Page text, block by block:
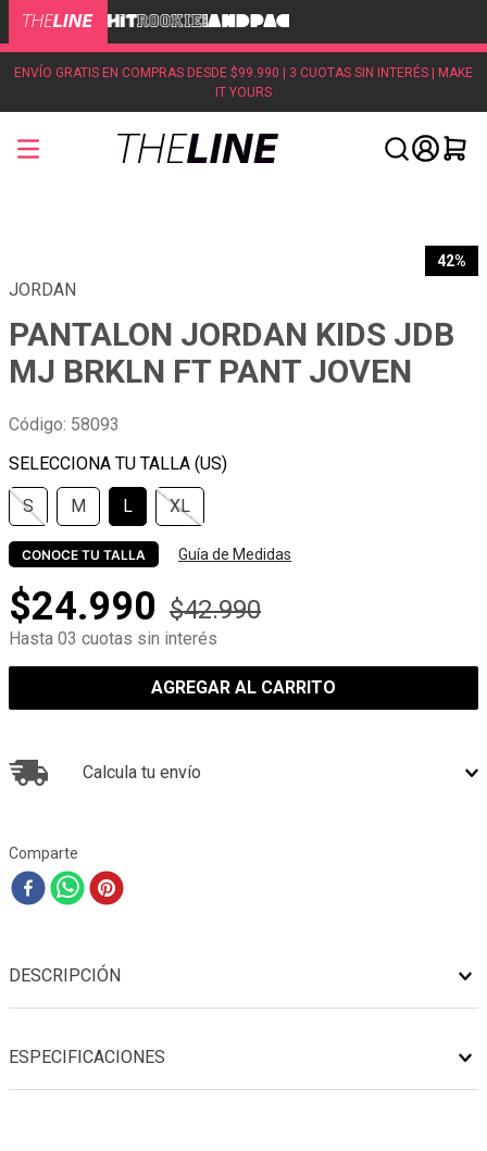
ENVÍO GRATIS EN COMPRAS DESDE $99.990 | 3 CUOTAS SIN INTERÉS | MAKE
IT YOURS
42%
JORDAN
PANTALON JORDAN KIDS JDB
MJ BRKLN FT PANT JOVEN
Código: 58093
S M L XL
CONOCE TU TALLA Guía de Medidas
$24.990 $42.990
Hasta 03 cuotas sin interés
AGREGAR AL CARRITO
Calcula tu envío
Comparte
DESCRIPCIÓN
ESPECIFICACIONES